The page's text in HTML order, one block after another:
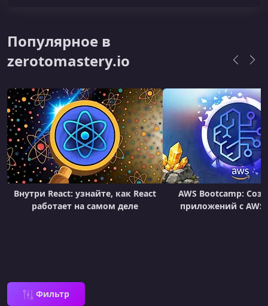
Популярное в
zerotomastery.io
Внутри React: узнайте, как React
работает на самом деле
AWS Bootcamp:
приложений с AWS
Фильтр